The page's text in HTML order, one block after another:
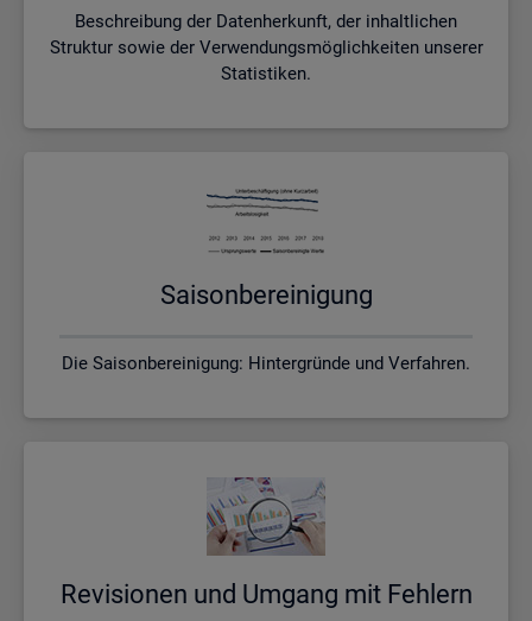
Beschreibung der Datenherkunft, der inhaltlichen
Struktur sowie der Verwendungsmöglichkeiten unserer
Statistiken.
Sai­son­be­rei­ni­gung
Die Saisonbereinigung: Hintergründe und Verfahren.
Re­vi­sio­nen und Um­gang mit Feh­lern